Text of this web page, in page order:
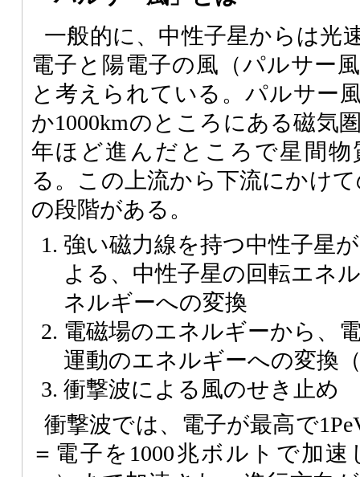
一般的に、中性子星からは光
電子と陽電子の風（パルサー
と考えられている。パルサー
か1000kmのところにある磁気
年ほど進んだところで星間
る。この上流から下流にかけ
の段階がある。
強い磁力線を持つ中性子星
よる、中性子星の回転エネ
ネルギーへの変換
電磁場のエネルギーから、
運動のエネルギーへの変換
衝撃波による風のせき止め
衝撃波では、電子が最高で
＝電子を1000兆ボルトで加